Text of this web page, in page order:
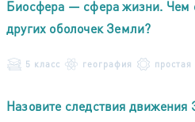
Биосфера — сфера жизни. Чем
других оболочек Земли?
5 класс география простая
Назовите следствия движения